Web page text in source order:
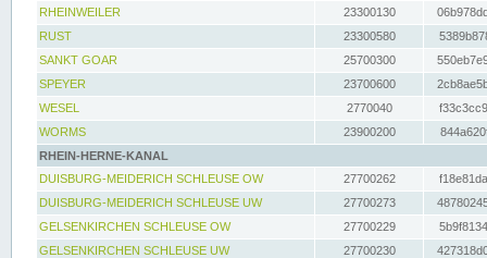
RHEINWEILER
23300130
RUST
23300580
SANKT GOAR
25700300
SPEYER
23700600
WESEL
2770040
WORMS
23900200
RHEIN-HERNE-KANAL
DUISBURG-MEIDERICH SCHLEUSE OW
27700262
DUISBURG-MEIDERICH SCHLEUSE UW
27700273
GELSENKIRCHEN SCHLEUSE OW
27700229
GELSENKIRCHEN SCHLEUSE UW
27700230